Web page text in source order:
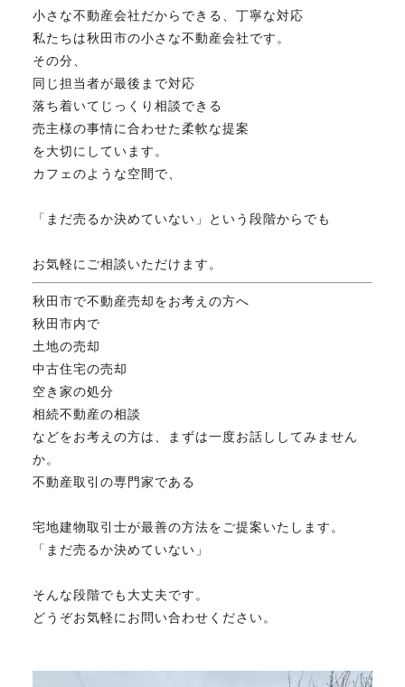
小さな不動産会社だからできる、丁寧な対応
私たちは秋田市の小さな不動産会社です。
その分、
同じ担当者が最後まで対応
落ち着いてじっくり相談できる
売主様の事情に合わせた柔軟な提案
を大切にしています。
カフェのような空間で、
「まだ売るか決めていない」という段階からでも
お気軽にご相談いただけます。
秋田市で不動産売却をお考えの方へ
秋田市内で
土地の売却
中古住宅の売却
空き家の処分
相続不動産の相談
などをお考えの方は、まずは一度お話ししてみません
か。
不動産取引の専門家である
宅地建物取引士が最善の方法をご提案いたします。
「まだ売るか決めていない」
そんな段階でも大丈夫です。
どうぞお気軽にお問い合わせください。